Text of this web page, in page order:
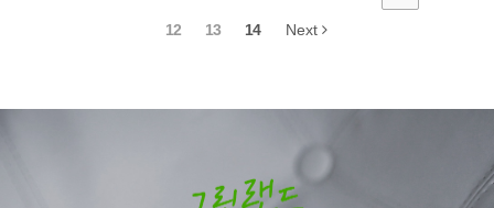
12 13 14 Next